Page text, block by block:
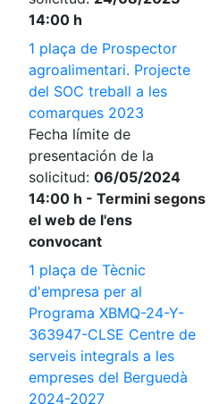
14:00 h
1 plaça de Prospector
agroalimentari. Projecte
del SOC treball a les
comarques 2023
Fecha límite de
presentación de la
solicitud: 06/05/2024
14:00 h - Termini segons
el web de l'ens
convocant
1 plaça de Tècnic
d'empresa per al
Programa XBMQ-24-Y-
363947-CLSE Centre de
serveis integrals a les
empreses del Berguedà
2024-2027